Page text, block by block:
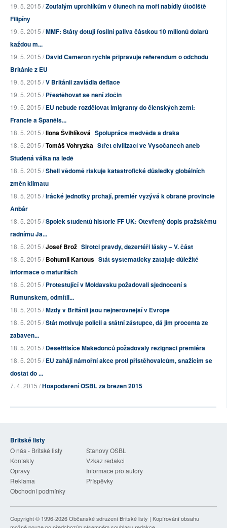
19. 5. 2015 /Zoufalým uprchlíkům v člunech na moři nabídly útočiště
Filipíny
19. 5. 2015 /MMF: Státy dotují fosilní paliva částkou 10 milionů dolarů
každou m...
19. 5. 2015 /David Cameron rychle připravuje referendum o odchodu
Británie z EU
19. 5. 2015 /V Británii zavládla deflace
19. 5. 2015 /Přestěhovat se není zločin
19. 5. 2015 /EU nebude rozdělovat imigranty do členských zemí:
Francie a Španěls...
18. 5. 2015 /Ilona Švihlíková Spolupráce medvěda a draka
18. 5. 2015 /Tomáš Vohryzka Střet civilizací ve Vysočanech aneb
Studená válka na ledě
18. 5. 2015 /Shell vědomě riskuje katastrofické důsledky globálních
změn klimatu
18. 5. 2015 /Irácké jednotky prchají, premiér vyzývá k obraně provincie
Anbár
18. 5. 2015 /Spolek studentů historie FF UK: Otevřený dopis pražskému
radnímu Ja...
18. 5. 2015 /Josef Brož Sirotci pravdy, dezertéři lásky – V. část
18. 5. 2015 /Bohumil Kartous Stát systematicky zatajuje důležité
informace o maturitách
18. 5. 2015 /Protestující v Moldavsku požadovali sjednocení s
Rumunskem, odmítli...
18. 5. 2015 /Mzdy v Británii jsou nejnerovnější v Evropě
18. 5. 2015 /Stát motivuje policii a státní zástupce, dá jim procenta ze
zabaven...
18. 5. 2015 /Desetitisíce Makedonců požadovaly rezignaci premiéra
18. 5. 2015 /EU zahájí námořní akce proti přistěhovalcům, snažícím se
dostat do ...
7. 4. 2015 /Hospodaření OSBL za březen 2015
Britské listy
O nás - Britské listy
Stanovy OSBL
Kontakty
Vzkaz redakci
Opravy
Informace pro autory
Reklama
Příspěvky
Obchodní podmínky
Copyright © 1996-2026Občanské sdružení Britské listy | Kopírování obsahu